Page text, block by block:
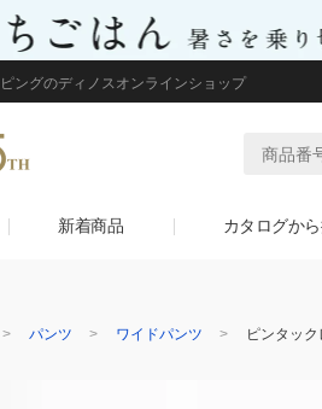
ングのディノスオンラインショップ
新着商品 カタログか
パンツ ワイドパンツ ピンタッ